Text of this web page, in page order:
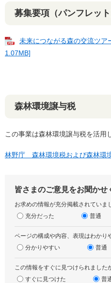
募集要項（パンフレット
未来につながる森の交流ツ
1.07MB]
森林環境譲与税
この事業は森林環境譲与税を活用
林野庁 森林環境税および森林環
皆さまのご意見をお聞かせ
お求めの情報が充分掲載されていま
充分だった
普通
ページの構成や内容、表現はわかり
分かりやすい
普通
この情報をすぐに見つけられました
すぐに見つけた
普